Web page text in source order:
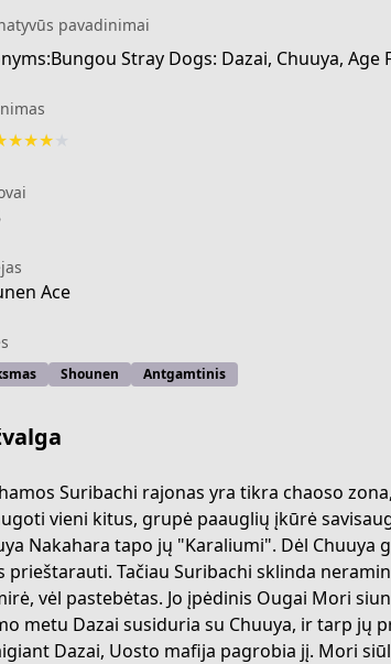
4fcf-88de-3977aa5cef33
pavadinimai
Stray Dogs: Dazai, Chuuya, Age
★★★
Ace
Shounen Antgamtinis
Suribachi rajonas yra tikra chaoso
vieni kitus, grupė paauglių įkūrė
Nakahara tapo jų "Karaliumi". Dėl
prieštarauti. Tačiau Suribachi sklinda
vėl pastebėtas. Jo įpėdinis Ougai Mori
metu Dazai susiduria su Chuuya, ir tarp jų
Dazai, Uosto mafija pagrobia jį. Mori